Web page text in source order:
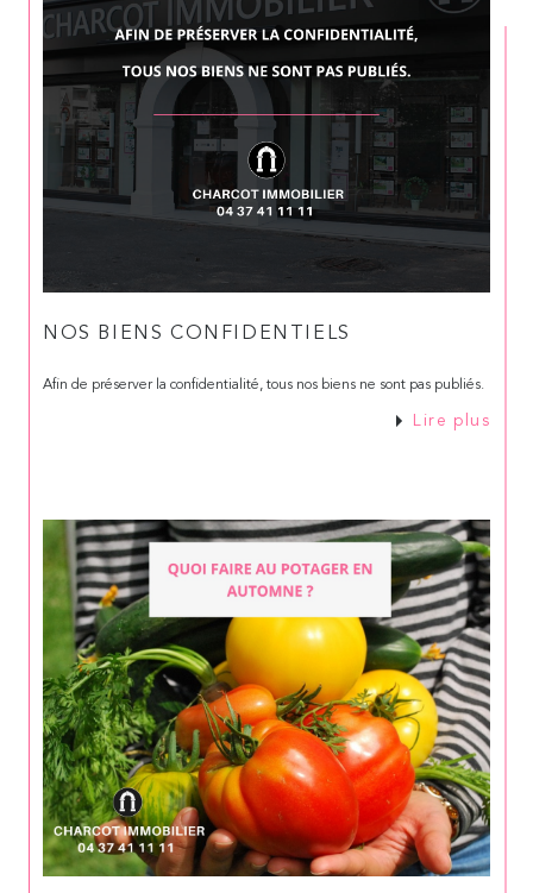
NOS BIENS CONFIDENTIELS
Afin de préserver la confidentialité, tous nos biens ne sont pas publiés.
Lire plus